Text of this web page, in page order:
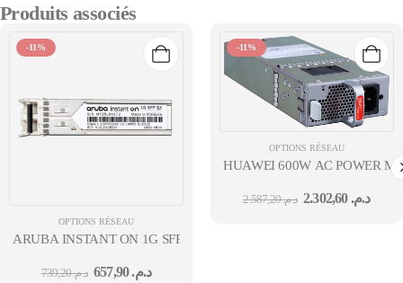
Produits associés
-11%
OPTIONS RÉSEAU
ARUBA INSTANT ON 1G SFP LC SX 500M MMF TRANSCEIVER
د.م.739,20 د.م.657,90
-11%
OPTIONS RÉSEAU
HUAWEI 600W AC POWER
د.م.2.587,20 د.م.2.302,60